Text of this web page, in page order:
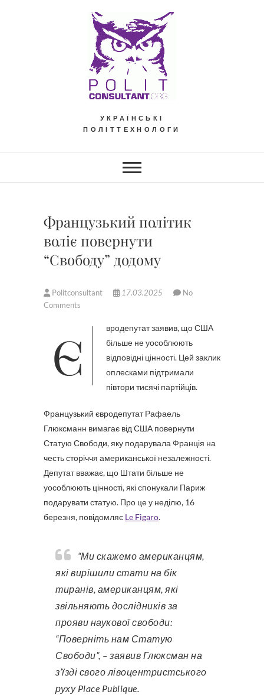
УКРАЇНСЬКІ
ПОЛІТТЕХНОЛОГИ
Французький політик
воліє повернути
“Свободу” додому
Politconsultant 17.03.2025
No
Comments
Євродепутат заявив, що США
більше не уособлюють
відповідні цінності. Цей заклик
оплесками підтримали
півтори тисячі партійців.
Французький євродепутат Рафаель
Глюксманн вимагає від США повернути
Статую Свободи, яку подарувала Франція на
честь сторіччя американської незалежності.
Депутат вважає, що Штати більше не
уособлюють цінності, які спонукали Париж
подарувати статую. Про це у неділю, 16
березня, повідомляє Le Figaro.
“Ми скажемо американцям,
які вирішили стати на бік
тиранів, американцям, які
звільняють дослідників за
прояви наукової свободи:
“Поверніть нам Статую
Свободи”, – заявив Глюксман на
з’їзді свого лівоцентристського
руху Place Publique.